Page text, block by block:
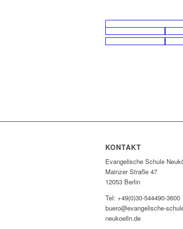
KONTAKT
Evangelische Schule
Mainzer Straße 47
12053 Berlin
Tel: +49(0)30-544490-3600
buero@evangelische-
neukoelln.de